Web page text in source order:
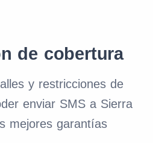
de cobertura
y restricciones de
enviar SMS a Sierra
mejores garantías